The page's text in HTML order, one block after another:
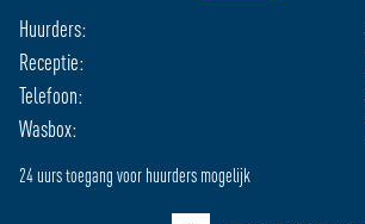
Huurders:
Receptie:
Telefoon:
Wasbox:
24 uurs toegang voor huurders mogelijk
Do
Za
Zo